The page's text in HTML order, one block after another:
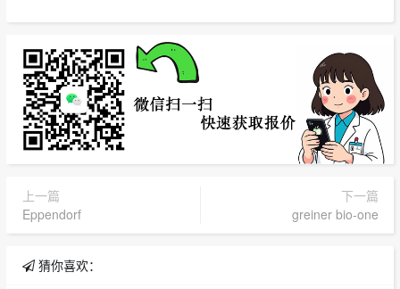
上一篇
Eppendorf
下一篇
greiner bio-one
猜你喜欢：